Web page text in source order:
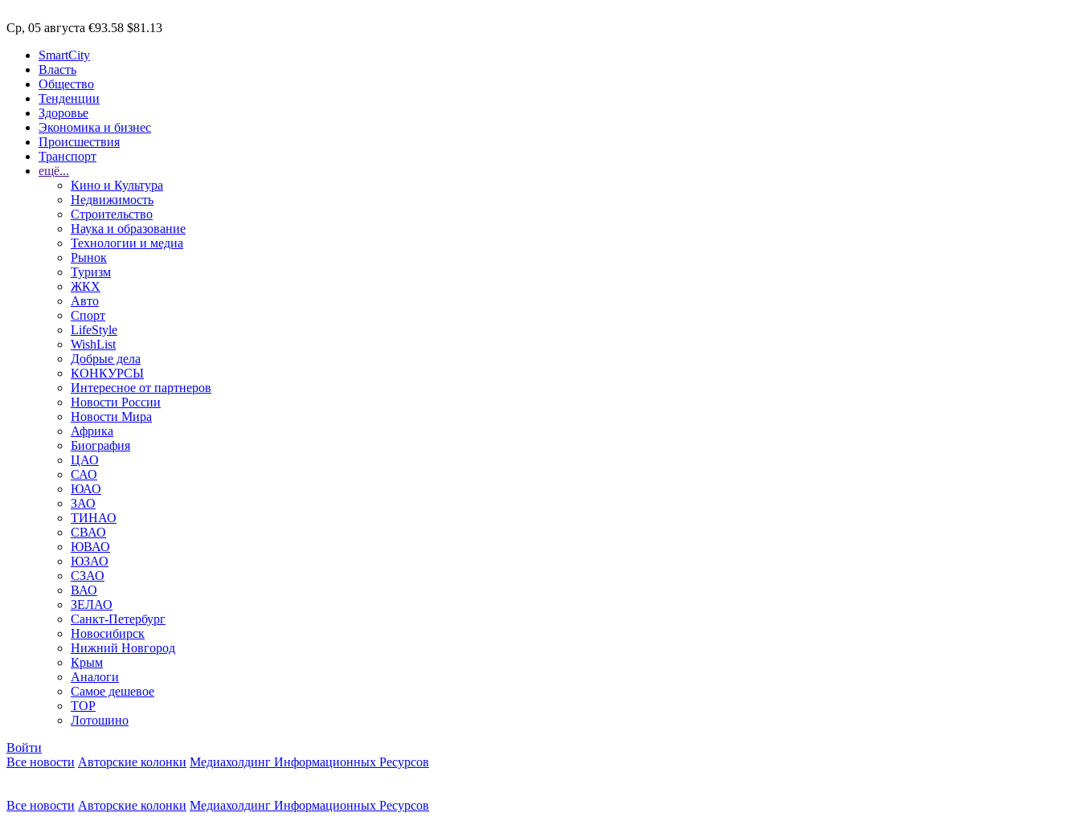
Ср, 05 августа €93.58 $81.13
SmartCity
Власть
Общество
Тенденции
Здоровье
Экономика и бизнес
Происшествия
Транспорт
ещё...
Кино и Культура
Недвижимость
Строительство
Наука и образование
Технологии и медиа
Рынок
Туризм
ЖКХ
Авто
Спорт
LifeStyle
WishList
Добрые дела
КОНКУРСЫ
Интересное от партнеров
Новости России
Новости Мира
Африка
Биография
ЦАО
САО
ЮАО
ЗАО
ТИНАО
СВАО
ЮВАО
ЮЗАО
СЗАО
ВАО
ЗЕЛАО
Санкт-Петербург
Новосибирск
Нижний Новгород
Крым
Аналоги
Самое дешевое
TOP
Лотошино
Войти
Все новости Авторские колонки Медиахолдинг Информационных Ресурсов
Все новости Авторские колонки Медиахолдинг Информационных Ресурсов